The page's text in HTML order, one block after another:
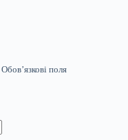
Обов’язкові поля